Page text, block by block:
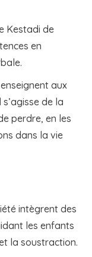
Kestadi de
en
aux
de la
perdre, en les
dans la vie
intègrent des
les enfants
la soustraction.